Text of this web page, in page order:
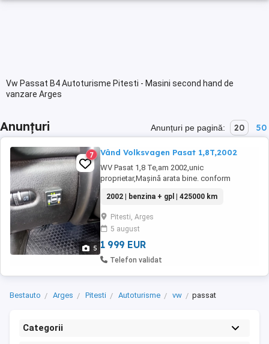
Vw Passat B4 Autoturisme Pitesti - Masini second hand de
vanzare Arges
Anunțuri Anunțuri pe pagină: 20 50
5
7 Vând Volksvagen Pasat 1,8T,2002
WV Pasat 1,8 Te,am 2002,unic
proprietar,Mașină arata bine. conform
valabil,dotare cu gaz și benzina,consum gaz
7 100,an 2002
2002 | benzina + gpl | 425000 km
Pitesti, Arges
5 august
1 999 EUR
Telefon validat
Bestauto Arges Pitesti Autoturisme vw passat
Categorii